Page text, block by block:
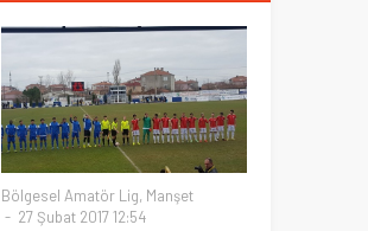
Bölgesel Amatör Lig, Manşet
27 Şubat 2017 12:54